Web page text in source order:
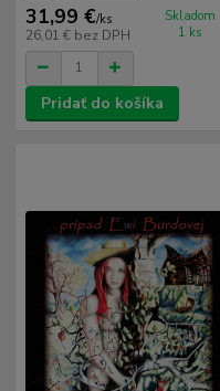
31,99 €/ks
26,01 € bez DPH
Skladom
1 ks
Pridať do košíka